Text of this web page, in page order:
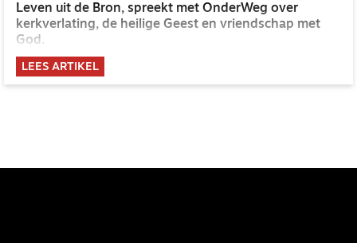
Leven uit de Bron, spreekt met OnderWeg over
kerkverlating, de heilige Geest en vriendschap met
God.
LEES ARTIKEL